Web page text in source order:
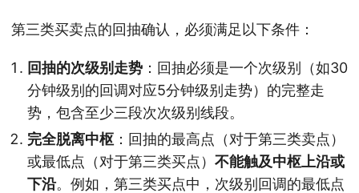
第三类买卖点的回抽确认，必须满足以下条件：
回抽的次级别走势 ：回抽必须是一个次级别（如30
分钟级别的回调对应5分钟级别走势）的完整走
势，包含至少三段次次级别线段。
完全脱离中枢 ：回抽的最高点（对于第三类卖点）
或最低点（对于第三类买点） 不能触及中枢上沿或
下沿。例如，第三类买点中，次级别回调的最低点